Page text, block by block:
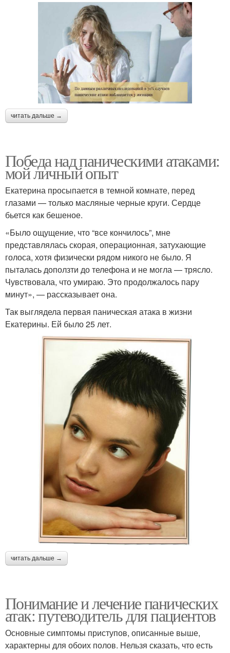
читать дальше →
Победа над паническими атаками:
мой личный опыт
Екатерина просыпается в темной комнате, перед
глазами — только масляные черные круги. Сердце
бьется как бешеное.
«Было ощущение, что “все кончилось”, мне
представлялась скорая, операционная, затухающие
голоса, хотя физически рядом никого не было. Я
пыталась доползти до телефона и не могла — трясло.
Чувствовала, что умираю. Это продолжалось пару
минут», — рассказывает она.
Так выглядела первая паническая атака в жизни
Екатерины. Ей было 25 лет.
читать дальше →
Понимание и лечение панических
атак: путеводитель для пациентов
Основные симптомы приступов, описанные выше,
характерны для обоих полов. Нельзя сказать, что есть